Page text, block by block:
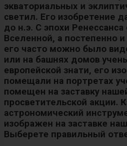
экваториальных и
светил. Его изобретение
до н.э. С эпохи
Вселенной, а постепенно
его часто можно было
или на башнях домов
европейской знати, его
помещали на портретах
помещен на заставку
просветительской акции.
астрономический
изображен на заставке
Выберете правильный